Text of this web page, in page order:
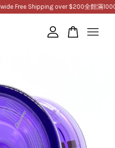
Free Shipping over $200全館滿1000